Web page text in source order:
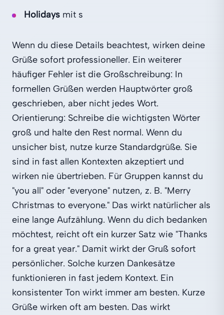
Holidays mit s
Wenn du diese Details beachtest, wirken deine
Grüße sofort professioneller. Ein weiterer
häufiger Fehler ist die Großschreibung: In
formellen Grüßen werden Hauptwörter groß
geschrieben, aber nicht jedes Wort.
Orientierung: Schreibe die wichtigsten Wörter
groß und halte den Rest normal. Wenn du
unsicher bist, nutze kurze Standardgrüße. Sie
sind in fast allen Kontexten akzeptiert und
wirken nie übertrieben. Für Gruppen kannst du
"you all" oder "everyone" nutzen, z. B. "Merry
Christmas to everyone." Das wirkt natürlicher als
eine lange Aufzählung. Wenn du dich bedanken
möchtest, reicht oft ein kurzer Satz wie "Thanks
for a great year." Damit wirkt der Gruß sofort
persönlicher. Solche kurzen Dankesätze
funktionieren in fast jedem Kontext. Ein
konsistenter Ton wirkt immer am besten. Kurze
Grüße wirken oft am besten. Das wirkt